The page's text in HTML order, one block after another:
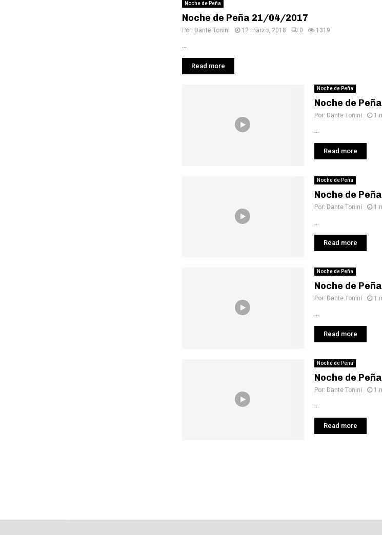
Noche de Peña
Noche de Peña 21/04/2017
Por: Dante Tonini 12 marzo, 2018 0 1319
Read more
Noche de Peña
Noche de
Por: Dante Tonini 1
Read more
Noche de Peña
Noche de
Por: Dante Tonini 1
Read more
Noche de Peña
Noche de
Por: Dante Tonini 1
Read more
Noche de Peña
Noche de
Por: Dante Tonini 1
Read more